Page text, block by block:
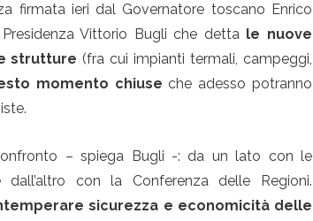
firmata ieri dal Governatore toscano Enrico
Vittorio Bugli che detta le nuove
strutture (fra cui impianti termali, campeggi,
momento chiuse che adesso potranno
– spiega Bugli -: da un lato con le
con la Conferenza delle Regioni.
sicurezza e economicità delle